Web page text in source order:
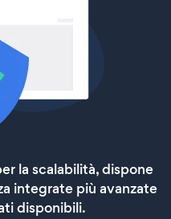
la scalabilità, dispone
integrate più avanzate
disponibili.